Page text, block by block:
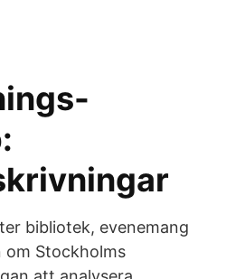
bibliotek, evenemang
Stockholms